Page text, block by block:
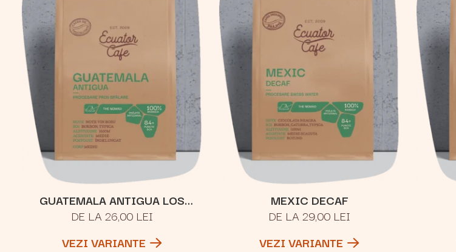
GUATEMALA ANTIGUA LOS
VOLCANES
DE LA 26,00 LEI
VEZI VARIANTE
MEXIC DECAF
DE LA 29,00 LEI
VEZI VARIANTE